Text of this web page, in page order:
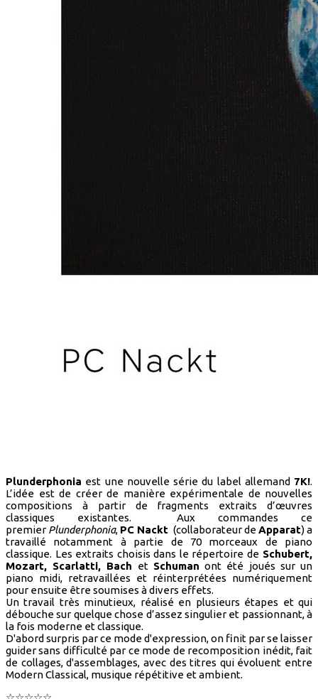
Plunderphonia est une nouvelle série du label allemand 7K!.
L’idée est de créer de manière expérimentale de nouvelles
compositions à partir de fragments extraits d’œuvres
classiques existantes. Aux commandes ce
premierPlunderphonia, PC Nackt (collaborateur deApparat) a
travaillé notamment à partie de 70 morceaux de piano
classique. Les extraits choisis dans le répertoire deSchubert,
Mozart, Scarlatti, Bach et Schuman ont été joués sur un
piano midi, retravaillées et réinterprétées numériquement
pour ensuite être soumises à divers effets.
Un travail très minutieux, réalisé en plusieurs étapes et qui
débouche sur quelque chose d’assez singulier et passionnant, à
la fois moderne et classique.
D'abord surpris par ce mode d'expression, on finit par se laisser
guider sans difficulté par ce mode de recomposition inédit, fait
de collages, d'assemblages, avec des titres qui évoluent entre
Modern Classical, musique répétitive et ambient.